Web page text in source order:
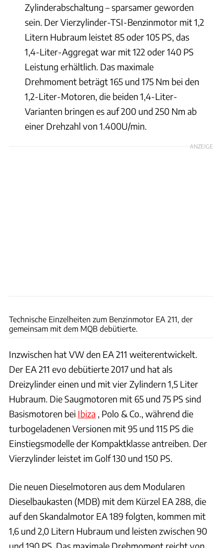
Zylinderabschaltung – sparsamer geworden
sein. Der Vierzylinder-TSI-Benzinmotor mit 1,2
Litern Hubraum leistet 85 oder 105 PS, das
1,4-Liter-Aggregat war mit 122 oder 140 PS
Leistung erhältlich. Das maximale
Drehmoment beträgt 165 und 175 Nm bei den
1,2-Liter-Motoren, die beiden 1,4-Liter-
Varianten bringen es auf 200 und 250 Nm ab
einer Drehzahl von 1.400U/min.
ANZEIGE
Technische Einzelheiten zum Benzinmotor EA 211, der
gemeinsam mit dem MQB debütierte.
Inzwischen hat VW den EA 211 weiterentwickelt.
Der EA 211 evo debütierte 2017 und hat als
Dreizylinder einen und mit vier Zylindern 1,5 Liter
Hubraum. Die Saugmotoren mit 65 und 75 PS sind
Basismotoren bei Ibiza , Polo & Co., während die
turbogeladenen Versionen mit 95 und 115 PS die
Einstiegsmodelle der Kompaktklasse antreiben. Der
Vierzylinder leistet im Golf 130 und 150 PS.
Die neuen Dieselmotoren aus dem Modularen
Dieselbaukasten (MDB) mit dem Kürzel EA 288, die
auf den Skandalmotor EA 189 folgten, kommen mit
1,6 und 2,0 Litern Hubraum und leisten zwischen 90
und 190 PS. Das maximale Drehmoment reicht von